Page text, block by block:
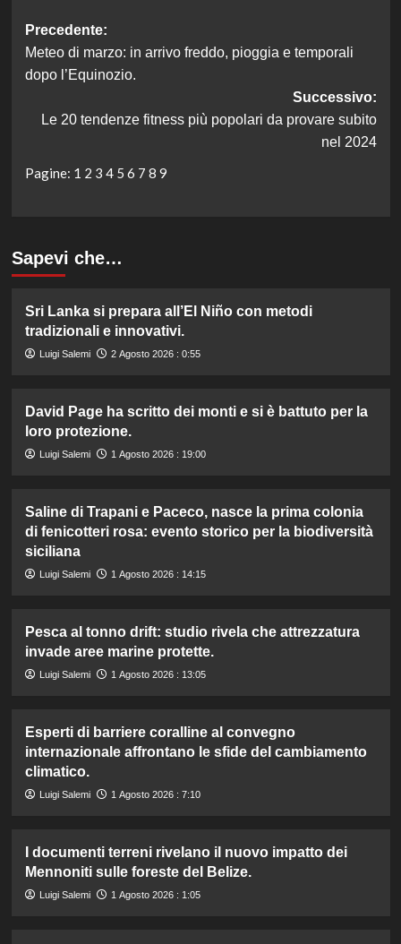
Navigazione
articolo
Precedente:
Meteo di marzo: in arrivo freddo, pioggia e temporali
dopo l’Equinozio.
Successivo:
Le 20 tendenze fitness più popolari da provare subito
nel 2024
Pagine: 1 2 3 4 5 6 7 8 9
Sapevi che…
Sri Lanka si prepara all’El Niño con metodi
tradizionali e innovativi.
Luigi Salemi 2 Agosto 2026 : 0:55
David Page ha scritto dei monti e si è battuto per la
loro protezione.
Luigi Salemi 1 Agosto 2026 : 19:00
Saline di Trapani e Paceco, nasce la prima colonia
di fenicotteri rosa: evento storico per la biodiversità
siciliana
Luigi Salemi 1 Agosto 2026 : 14:15
Pesca al tonno drift: studio rivela che attrezzatura
invade aree marine protette.
Luigi Salemi 1 Agosto 2026 : 13:05
Esperti di barriere coralline al convegno
internazionale affrontano le sfide del cambiamento
climatico.
Luigi Salemi 1 Agosto 2026 : 7:10
I documenti terreni rivelano il nuovo impatto dei
Mennoniti sulle foreste del Belize.
Luigi Salemi 1 Agosto 2026 : 1:05